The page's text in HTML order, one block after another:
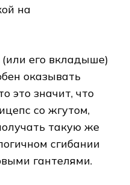
на
(или его вкладыше)
оказывать
это значит, что
со жгутом,
такую же
сгибании
гантелями.